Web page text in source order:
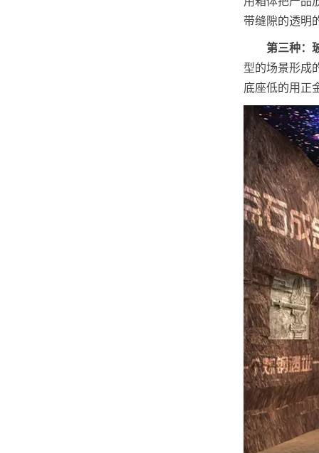
带缝隙的透明
第三种：
型的场景形成
底座低的用正